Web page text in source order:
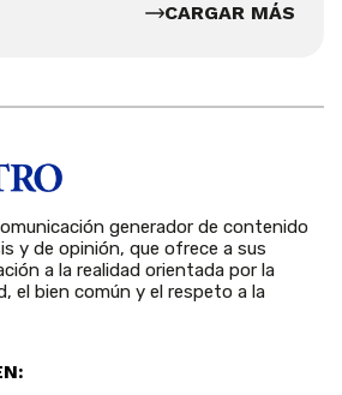
CARGAR MÁS
generador de contenido
y de opinión, que ofrece a sus
a la realidad orientada por la
el bien común y el respeto a la